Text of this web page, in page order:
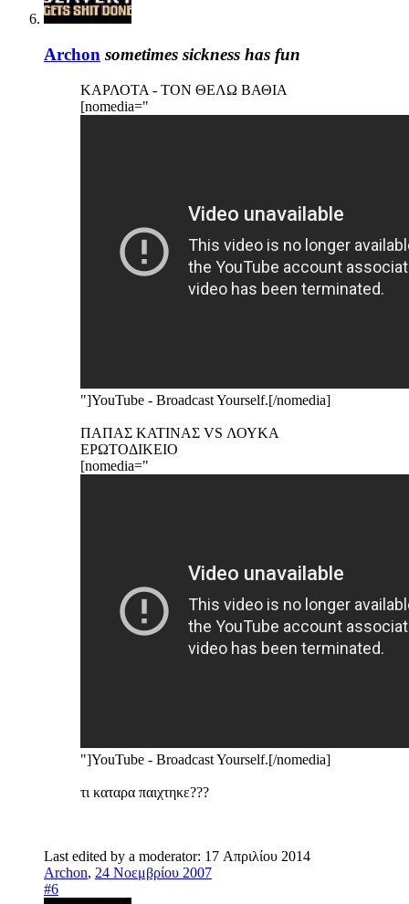
Archon sometimes sickness has fun
ΚΑΡΛΟΤΑ - ΤΟΝ ΘΕΛΩ ΒΑΘΙΑ
[nomedia="
"]YouTube - Broadcast Yourself.[/nomedia]
ΠΑΠΑΣ ΚΑΤΙΝΑΣ VS ΛΟΥΚΑ
ΕΡΩΤΟΔΙΚΕΙΟ
[nomedia="
"]YouTube - Broadcast Yourself.[/nomedia]
τι καταρα παιχτηκε???
Last edited by a moderator: 17 Απριλίου 2014
Archon, 24 Νοεμβρίου 2007
#6